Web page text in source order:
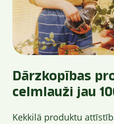
Dārzkopības
celmlauži jau
Kekkilä produktu